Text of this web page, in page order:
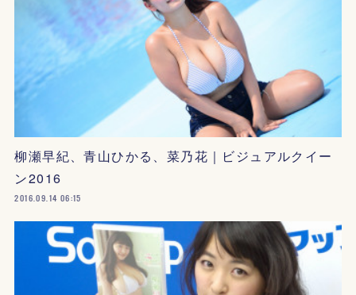
柳瀬早紀、青山ひかる、菜乃花｜ビジュアルクイー
ン2016
2016.09.14 06:15